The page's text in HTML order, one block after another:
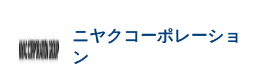
ニヤクコーポレーショ
ン